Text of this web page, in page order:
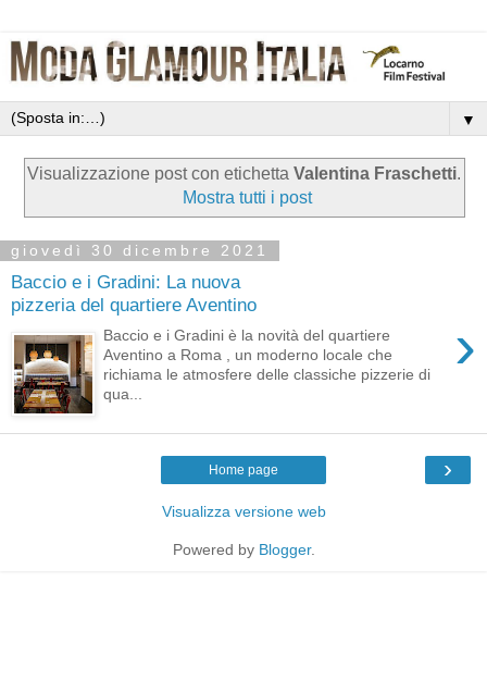
▼
Visualizzazione post con etichetta Valentina Fraschetti.
Mostra tutti i post
giovedì 30 dicembre 2021
Baccio e i Gradini: La nuova
pizzeria del quartiere Aventino
›
Baccio e i Gradini è la novità del quartiere
Aventino a Roma , un moderno locale che
richiama le atmosfere delle classiche pizzerie di
qua...
›
Home page
Visualizza versione web
Powered by Blogger.